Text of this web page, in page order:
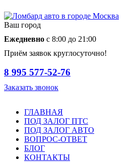
Ваш город
Ежедневно с 8:00 до 21:00
Приём заявок круглосуточно!
8 995 577-52-76
Заказать звонок
ГЛАВНАЯ
ПОД ЗАЛОГ ПТС
ПОД ЗАЛОГ АВТО
ВОПРОС-ОТВЕТ
БЛОГ
КОНТАКТЫ